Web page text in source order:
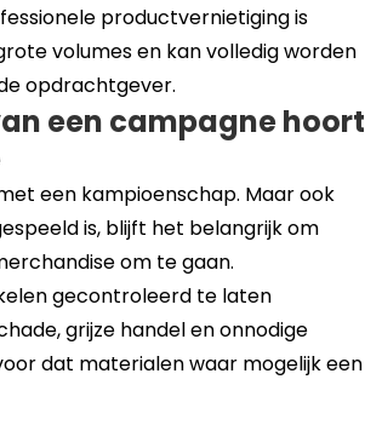
productvernietiging is
volumes en kan volledig worden
opdrachtgever.
een campagne hoort
een kampioenschap. Maar ook
is, blijft het belangrijk om
om te gaan.
gecontroleerd te laten
grijze handel en onnodige
dat materialen waar mogelijk een